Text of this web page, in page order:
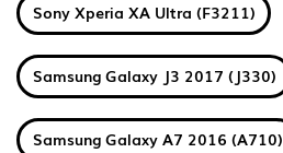
Sony Xperia XA Ultra (F3211)
Samsung Galaxy J3 2017 (J330)
Samsung Galaxy A7 2016 (A710)